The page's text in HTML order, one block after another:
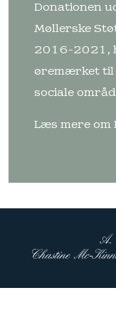
Donationen
Møllerske
2016-2021,
øremærket til
sociale
Læs mere om